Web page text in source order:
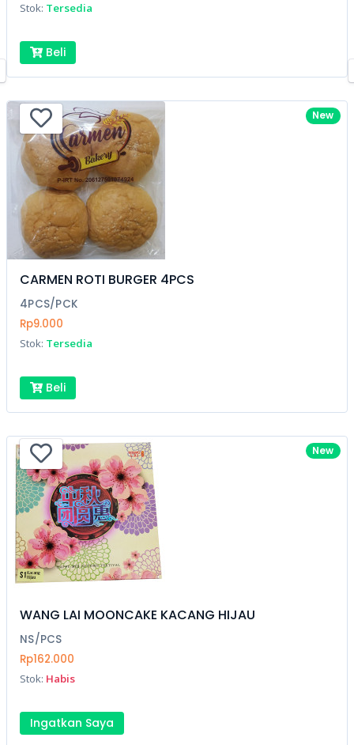
Stok: Tersedia
Beli
New
CARMEN ROTI BURGER 4PCS
4PCS/PCK
Rp9.000
Stok: Tersedia
Beli
New
WANG LAI MOONCAKE KACANG HIJAU
NS/PCS
Rp162.000
Stok: Habis
Ingatkan Saya